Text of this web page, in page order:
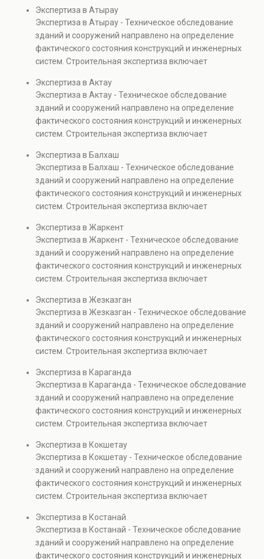
элементов и оценку эксплуатационной безопасности.
Услуга востребована при покупке недвижимости,
капитальном ремонте и реконструкции объектов, а
также при судебных разбирательствах и технических
проверках.
Экспертиза в Атырау
Экспертиза в Атырау - Техническое обследование
зданий и сооружений направлено на определение
фактического состояния конструкций и инженерных
систем. Строительная экспертиза включает
элементов и оценку эксплуатационной безопасности.
Услуга востребована при покупке недвижимости,
капитальном ремонте и реконструкции объектов, а
также при судебных разбирательствах и технических
проверках.
Экспертиза в Актау
Экспертиза в Актау - Техническое обследование
зданий и сооружений направлено на определение
фактического состояния конструкций и инженерных
систем. Строительная экспертиза включает
элементов и оценку эксплуатационной безопасности.
Услуга востребована при покупке недвижимости,
капитальном ремонте и реконструкции объектов, а
также при судебных разбирательствах и технических
проверках.
Экспертиза в Балхаш
Экспертиза в Балхаш - Техническое обследование
зданий и сооружений направлено на определение
фактического состояния конструкций и инженерных
систем. Строительная экспертиза включает
элементов и оценку эксплуатационной безопасности.
Услуга востребована при покупке недвижимости,
капитальном ремонте и реконструкции объектов, а
также при судебных разбирательствах и технических
проверках.
Экспертиза в Жаркент
Экспертиза в Жаркент - Техническое обследование
зданий и сооружений направлено на определение
фактического состояния конструкций и инженерных
систем. Строительная экспертиза включает
элементов и оценку эксплуатационной безопасности.
Услуга востребована при покупке недвижимости,
капитальном ремонте и реконструкции объектов, а
также при судебных разбирательствах и технических
проверках.
Экспертиза в Жезказган
Экспертиза в Жезказган - Техническое обследование
зданий и сооружений направлено на определение
фактического состояния конструкций и инженерных
систем. Строительная экспертиза включает
элементов и оценку эксплуатационной безопасности.
Услуга востребована при покупке недвижимости,
капитальном ремонте и реконструкции объектов, а
также при судебных разбирательствах и технических
проверках.
Экспертиза в Караганда
Экспертиза в Караганда - Техническое обследование
зданий и сооружений направлено на определение
фактического состояния конструкций и инженерных
систем. Строительная экспертиза включает
элементов и оценку эксплуатационной безопасности.
Услуга востребована при покупке недвижимости,
капитальном ремонте и реконструкции объектов, а
также при судебных разбирательствах и технических
проверках.
Экспертиза в Кокшетау
Экспертиза в Кокшетау - Техническое обследование
зданий и сооружений направлено на определение
фактического состояния конструкций и инженерных
систем. Строительная экспертиза включает
элементов и оценку эксплуатационной безопасности.
Услуга востребована при покупке недвижимости,
капитальном ремонте и реконструкции объектов, а
Экспертиза в Костанай
Экспертиза в Костанай - Техническое обследование
зданий и сооружений направлено на определение
фактического состояния конструкций и инженерных